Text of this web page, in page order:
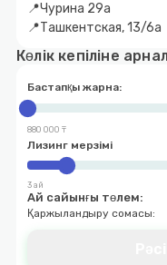
📍Чурина 29а
📍Ташкентская, 13/6а
Көлік кепіліне
Бастапқы жарна:
880 000 ₸
Лизинг мерзімі
3 ай
Ай сайынғы төлем:
Қаржыландыру сомасы: